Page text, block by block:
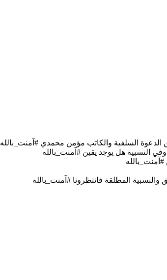
السلفية والكاتب مؤمن محمدي #آمنت_بالله
النسبية هل يوجد يقين #آمنت_بالله
المطلقة فانتظرونا #آمنت_بالله